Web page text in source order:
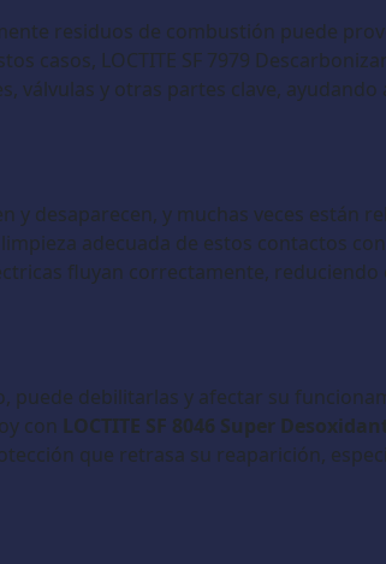
residuos de combustión puede
casos, LOCTITE SF 7979
y otras partes clave, ayudando
y desaparecen, y muchas veces están
adecuada de estos contactos con
fluyan correctamente, reduciendo
puede debilitarlas y afectar su
con LOCTITE SF 8046 Super
que retrasa su reaparición,